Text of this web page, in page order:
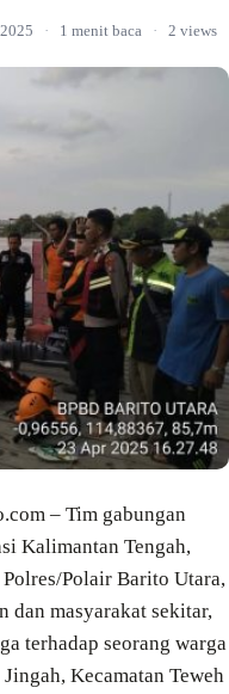
· 1 menit baca · 2 views
– Tim gabungan
Kalimantan Tengah,
Polair Barito Utara,
dan masyarakat sekitar,
terhadap seorang warga
Kecamatan Teweh